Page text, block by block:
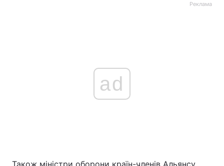
Реклама
ad
Також міністри оборони країн-членів Альянсу